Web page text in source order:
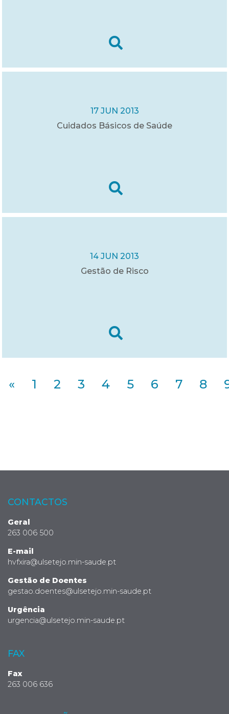
17 JUN 2013
Cuidados Básicos de Saúde
14 JUN 2013
Gestão de Risco
« 1 2 3 4 5 6 7 8
CONTACTOS
Geral
263 006 500
E-mail
hvfxira@ulsetejo.min-saude.pt
Gestão de Doentes
gestao.doentes@ulsetejo.min-saude.pt
Urgência
urgencia@ulsetejo.min-saude.pt
FAX
Fax
263 006 636